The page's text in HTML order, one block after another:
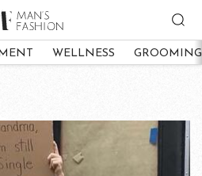
WELLNESS GROOMING